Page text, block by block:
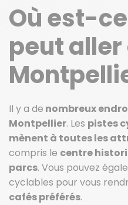
Où est-
peut aller
Il y a de nombreux
Montpellier. Les pistes
mènent à toutes les
compris le centre
parcs. Vous pouvez
cyclables pour vous
cafés préférés.